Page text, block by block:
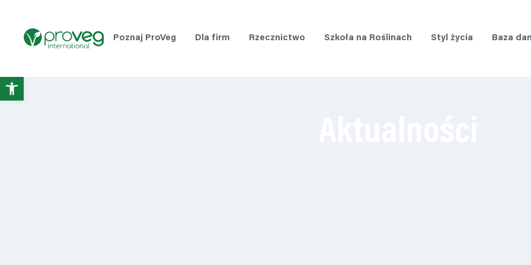
Poznaj ProVeg Dla firm Rzecznictwo Szkoła na Roślinach Styl życia Baza
Otwórz